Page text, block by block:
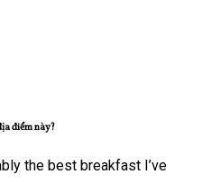
điểm này?
the best breakfast I’ve